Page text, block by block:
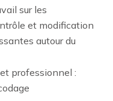
sur les
et modification
autour du
professionnel :